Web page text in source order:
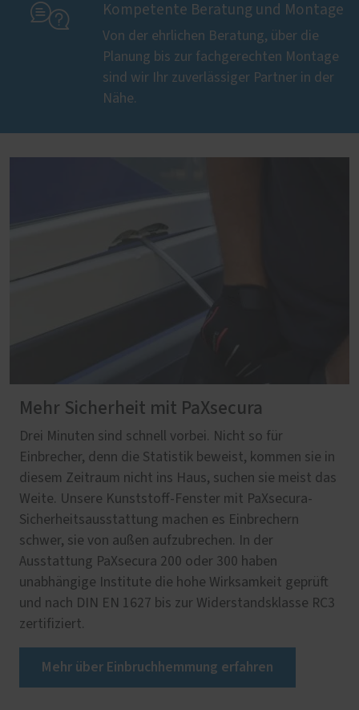
 Kompetente Beratung und Montage
Von der ehrlichen Beratung, über die
Planung bis zur fachgerechten Montage
sind wir Ihr zuverlässiger Partner in der
Nähe.
Mehr Sicherheit mit PaXsecura
Drei Minuten sind schnell vorbei. Nicht so für
Einbrecher, denn die Statistik beweist, kommen sie in
diesem Zeitraum nicht ins Haus, suchen sie meist das
Weite. Unsere Kunststoff-Fenster mit PaXsecura-
Sicherheitsausstattung machen es Einbrechern
schwer, sie von außen aufzubrechen. In der
Ausstattung PaXsecura 200 oder 300 haben
unabhängige Institute die hohe Wirksamkeit geprüft
und nach DIN EN 1627 bis zur Widerstandsklasse RC3
zertifiziert.
Mehr über Einbruchhemmung erfahren